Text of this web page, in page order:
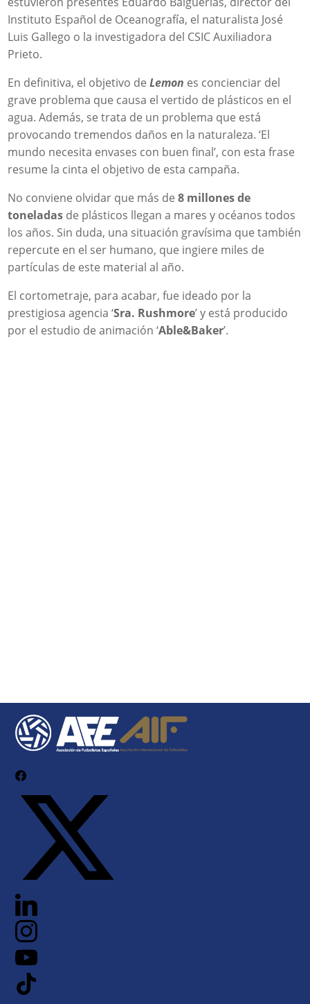
Instituto Español de Oceanografía, el naturalista José
Luis Gallego o la investigadora del CSIC Auxiliadora
Prieto.
En definitiva, el objetivo deLemon es concienciar del
grave problema que causa el vertido de plásticos en el
agua. Además, se trata de un problema que está
provocando tremendos daños en la naturaleza. ‘El
mundo necesita envases con buen final’, con esta frase
resume la cinta el objetivo de esta campaña.
No conviene olvidar que más de8 millones de
toneladas de plásticos llegan a mares y océanos todos
los años. Sin duda, una situación gravísima que también
repercute en el ser humano, que ingiere miles de
partículas de este material al año.
El cortometraje, para acabar, fue ideado por la
prestigiosa agencia ‘Sra. Rushmore’ y está producido
por el estudio de animación ‘Able&Baker’.